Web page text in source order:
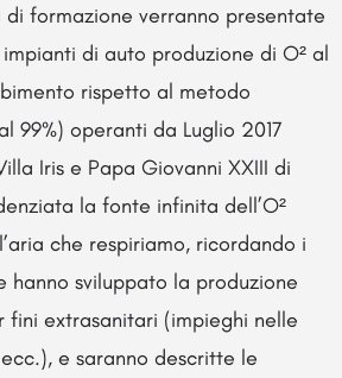
formazione verranno presentate
di auto produzione di O² al
rispetto al metodo
99%) operanti da Luglio 2017
Iris e Papa Giovanni XXIII di
la fonte infinita dell’O²
che respiriamo, ricordando i
hanno sviluppato la produzione
fini extrasanitari (impieghi nelle
e saranno descritte le